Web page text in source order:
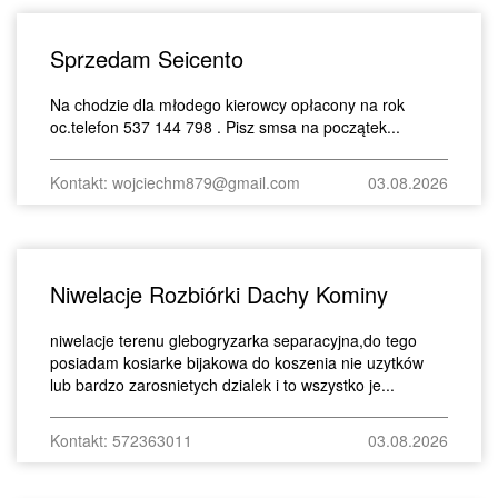
Sprzedam Seicento
Na chodzie dla młodego kierowcy opłacony na rok
oc.telefon 537 144 798 . Pisz smsa na początek...
Kontakt: wojciechm879@gmail.com 03.08.2026
Niwelacje Rozbiórki Dachy Kominy
niwelacje terenu glebogryzarka separacyjna,do tego
posiadam kosiarke bijakowa do koszenia nie uzytków
lub bardzo zarosnietych dzialek i to wszystko je...
Kontakt: 572363011 03.08.2026